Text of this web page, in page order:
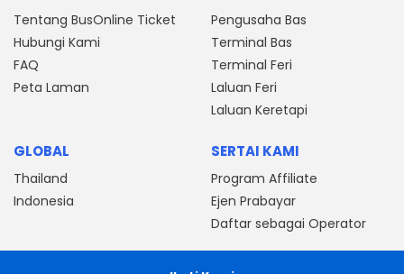
Tentang BusOnline Ticket
Hubungi Kami
FAQ
Peta Laman
Pengusaha Bas
Terminal Bas
Terminal Feri
Laluan Feri
Laluan Keretapi
GLOBAL
Thailand
Indonesia
SERTAI KAMI
Program Affiliate
Ejen Prabayar
Daftar sebagai Operator